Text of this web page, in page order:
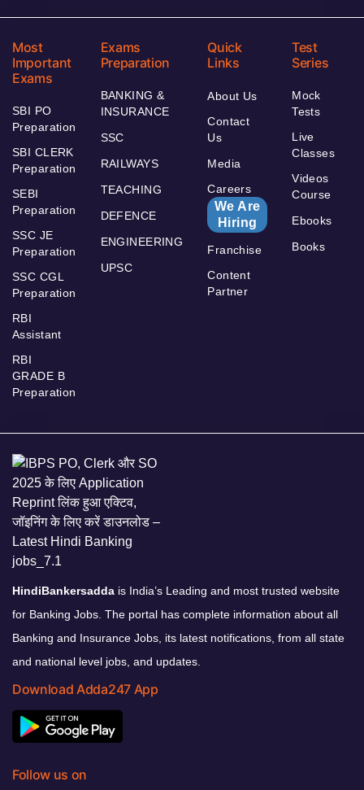
Most
Important
Exams
SBI PO
Preparation
SBI CLERK
Preparation
SEBI
Preparation
SSC JE
Preparation
SSC CGL
Preparation
RBI
Assistant
RBI
GRADE B
Preparation
Exams
Preparation
BANKING &
INSURANCE
SSC
RAILWAYS
TEACHING
DEFENCE
ENGINEERING
UPSC
Quick
Links
About Us
Contact
Us
Media
Careers
We Are
Hiring
Franchise
Content
Partner
Test
Series
Mock
Tests
Live
Classes
Videos
Course
Ebooks
Books
HindiBankersadda is India’s Leading and most trusted website
for Banking Jobs. The portal has complete information about all
Banking and Insurance Jobs, its latest notifications, from all state
and national level jobs, and updates.
Download Adda247 App
Follow us on